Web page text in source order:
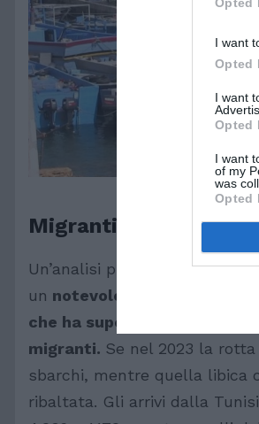
I want
Opted
I want
Opted
I want
of my
was
Opted
Migranti, nel 2024
Un’analisi più approfondita
un notevole cambiamento
che ha superato la Tunisia
migranti. Se nel 2023 la
sbarchi, mentre quella libica
ribaltata. Gli arrivi dalla